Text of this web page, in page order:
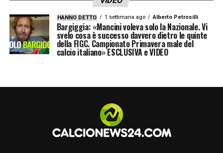
HANNO DETTO 1 settimana ago Alberto Petrosilli
Bargiggia: «Mancini voleva solo la Nazionale. Vi
svelo cosa è successo davvero dietro le quinte
della FIGC. Campionato Primavera male del
calcio italiano» ESCLUSIVA e VIDEO